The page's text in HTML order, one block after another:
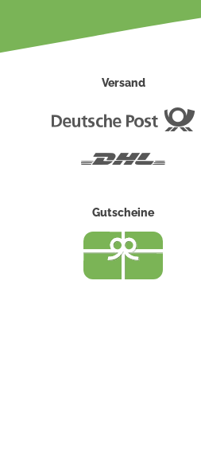
Versand
Gutscheine